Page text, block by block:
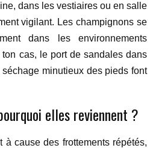
dans les vestiaires ou en salle
vigilant. Les champignons se
dans les environnements
cas, le port de sandales dans
minutieux des pieds font
elles reviennent ?
à cause des frottements répétés,